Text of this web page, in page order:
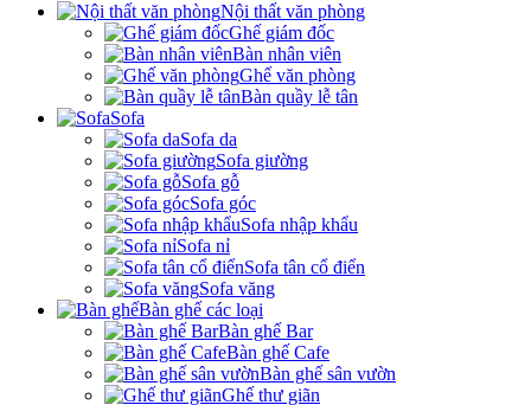
Nội thất văn phòng
Ghế giám đốc
Bàn nhân viên
Ghế văn phòng
Bàn quầy lễ tân
Sofa
Sofa da
Sofa giường
Sofa gỗ
Sofa góc
Sofa nhập khẩu
Sofa nỉ
Sofa tân cổ điển
Sofa văng
Bàn ghế các loại
Bàn ghế Bar
Bàn ghế Cafe
Bàn ghế sân vườn
Ghế thư giãn